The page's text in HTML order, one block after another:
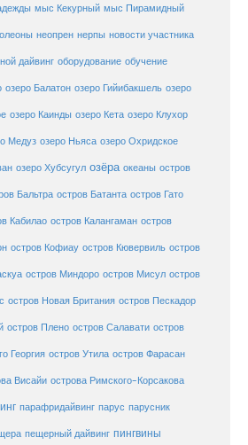
мыс Кекурный мыс Пирамидный
неопрен нерпы новости участника
дайвинг оборудование обучение
озеро Балатон озеро Гийибакшель озеро
озеро Каинды озеро Кета озеро Клухор
Медуз озеро Ньяса озеро Охридское
озеро Хубсугул озёра океаны остров
Бальтра остров Батанта остров Гато
Кабилао остров Калангаман остров
остров Кофиау остров Кювервиль остров
остров Миндоро остров Мисул остров
остров Новая Британия остров Пескадор
остров Плено остров Салавати остров
Георгия остров Утила остров Фарасан
Висайи острова Римского-Корсакова
парафридайвинг парус парусник
пещерный дайвинг пингвины